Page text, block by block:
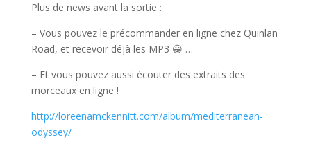
Plus de news avant la sortie :
– Vous pouvez le précommander en ligne chez Quinlan
Road, et recevoir déjà les MP3 😀 …
– Et vous pouvez aussi écouter des extraits des
morceaux en ligne !
http://loreenamckennitt.com/album/mediterranean-
odyssey/